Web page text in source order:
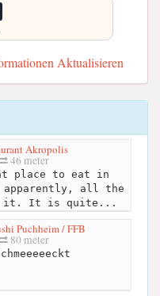
Aktualisieren
Akropolis
46 meter
place to eat in
apparently, all the
it. It is quite...
Puchheim / FFB
80 meter